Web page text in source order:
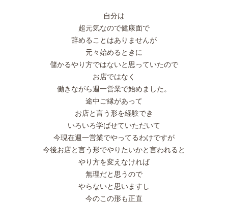
自分は
超元気なので健康面で
辞めることはありませんが
元々始めるときに
儲かるやり方ではないと思っていたので
お店ではなく
働きながら週一営業で始めました。
途中ご縁があって
お店と言う形を経験でき
いろいろ学ばせていただいて
今現在週一営業でやってるわけですが
今後お店と言う形でやりたいかと言われると
やり方を変えなければ
無理だと思うので
やらないと思いますし
今のこの形も正直